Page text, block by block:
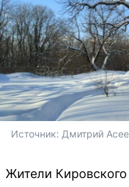
Источник: Дмитрий
Жители